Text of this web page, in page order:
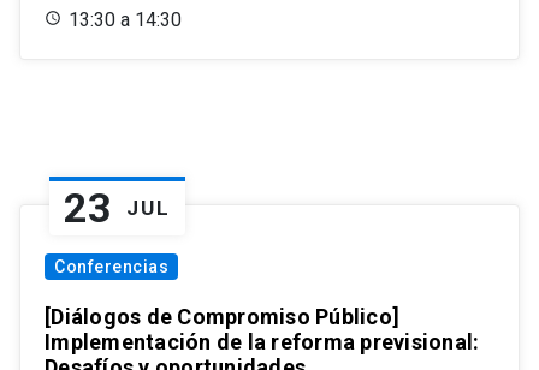
13:30 a 14:30
23 JUL
Conferencias
[Diálogos de Compromiso Público]
Implementación de la reforma previsional: